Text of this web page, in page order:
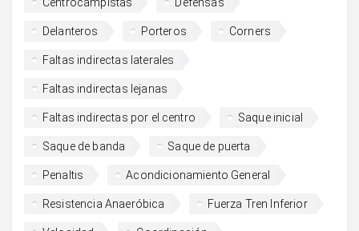
Delanteros Porteros Corners
Faltas indirectas laterales
Faltas indirectas lejanas
Faltas indirectas por el centro Saque inicial
Saque de banda Saque de puerta
Penaltis Acondicionamiento General
Resistencia Anaeróbica Fuerza Tren Inferior